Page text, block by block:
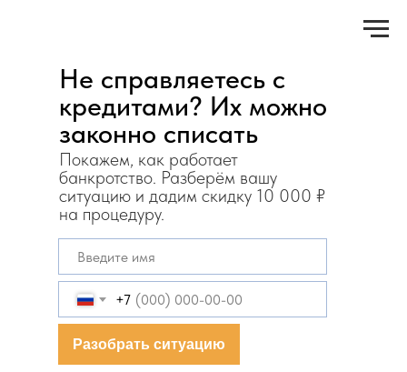
Не справляетесь с
кредитами? Их можно
законно списать
Покажем, как работает
банкротство. Разберём вашу
ситуацию и дадим скидку 10 000 ₽
на процедуру.
+7
Разобрать ситуацию